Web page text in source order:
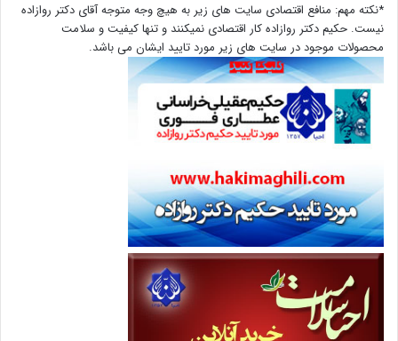
*نکته مهم: منافع اقتصادی سایت های زیر به هیچ وجه متوجه آقای دکتر روازاده
نیست. حکیم دکتر روازاده کار اقتصادی نمیکنند و تنها کیفیت و سلامت
محصولات موجود در سایت های زیر مورد تایید ایشان می باشد.